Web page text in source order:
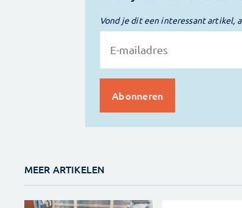
Vond je dit een interessant artikel,
MEER ARTIKELEN